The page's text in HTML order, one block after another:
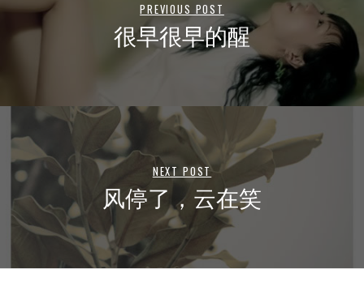
PREVIOUS POST
很早很早的醒
NEXT POST
风停了，云在笑